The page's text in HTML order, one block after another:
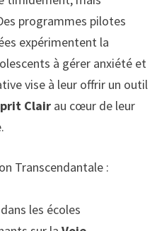
programmes pilotes
expérimentent la
à gérer anxiété et
vise à leur offrir un outil
Clairau cœur de leur
Transcendantale :
les écoles